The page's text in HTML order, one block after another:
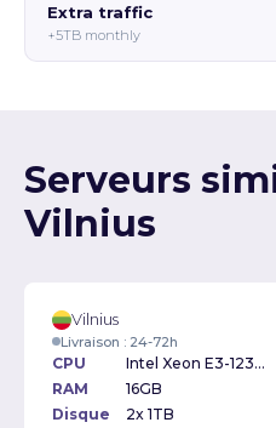
Extra traffic
+5TB monthly
Serveurs
Vilnius
Vilnius
Livraison : 24-72h
CPU
Intel Xeon E3-1230v5 3.40GHz
RAM
16GB
Disque
2x 1TB